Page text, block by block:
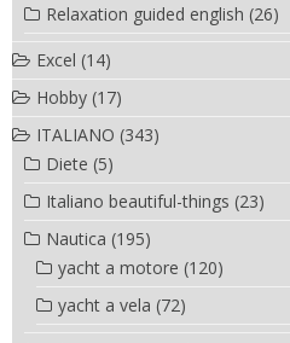
Relaxation guided english (26)
Excel (14)
Hobby (17)
ITALIANO (343)
Diete (5)
Italiano beautiful-things (23)
Nautica (195)
yacht a motore (120)
yacht a vela (72)